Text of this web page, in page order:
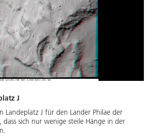
J
Landeplatz J für den Lander Philae der
dass sich nur wenige steile Hänge in der